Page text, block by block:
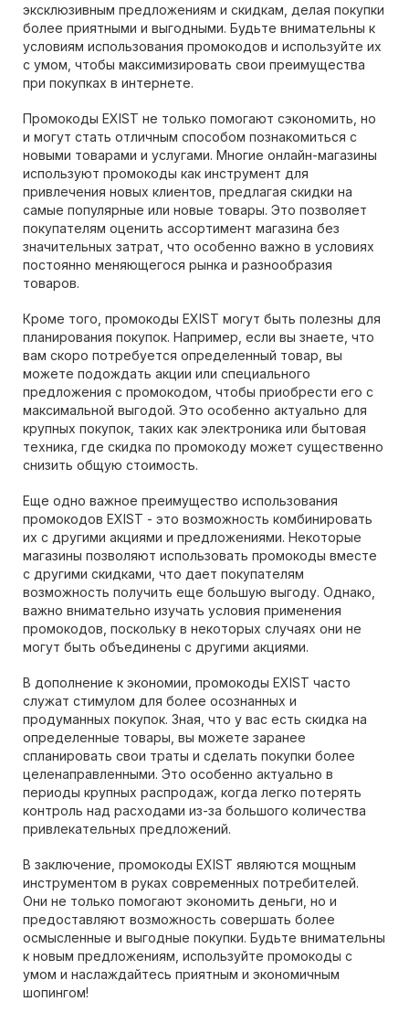
эксклюзивным предложениям и скидкам, делая покупки
более приятными и выгодными. Будьте внимательны к
условиям использования промокодов и используйте их
с умом, чтобы максимизировать свои преимущества
при покупках в интернете.
Промокоды EXIST не только помогают сэкономить, но
и могут стать отличным способом познакомиться с
новыми товарами и услугами. Многие онлайн-магазины
используют промокоды как инструмент для
привлечения новых клиентов, предлагая скидки на
самые популярные или новые товары. Это позволяет
покупателям оценить ассортимент магазина без
значительных затрат, что особенно важно в условиях
постоянно меняющегося рынка и разнообразия
товаров.
Кроме того, промокоды EXIST могут быть полезны для
планирования покупок. Например, если вы знаете, что
вам скоро потребуется определенный товар, вы
можете подождать акции или специального
предложения с промокодом, чтобы приобрести его с
максимальной выгодой. Это особенно актуально для
крупных покупок, таких как электроника или бытовая
техника, где скидка по промокоду может существенно
снизить общую стоимость.
Еще одно важное преимущество использования
промокодов EXIST - это возможность комбинировать
их с другими акциями и предложениями. Некоторые
магазины позволяют использовать промокоды вместе
с другими скидками, что дает покупателям
возможность получить еще большую выгоду. Однако,
важно внимательно изучать условия применения
промокодов, поскольку в некоторых случаях они не
могут быть объединены с другими акциями.
В дополнение к экономии, промокоды EXIST часто
служат стимулом для более осознанных и
продуманных покупок. Зная, что у вас есть скидка на
определенные товары, вы можете заранее
спланировать свои траты и сделать покупки более
целенаправленными. Это особенно актуально в
периоды крупных распродаж, когда легко потерять
контроль над расходами из-за большого количества
привлекательных предложений.
В заключение, промокоды EXIST являются мощным
инструментом в руках современных потребителей.
Они не только помогают экономить деньги, но и
предоставляют возможность совершать более
осмысленные и выгодные покупки. Будьте внимательны
к новым предложениям, используйте промокоды с
умом и наслаждайтесь приятным и экономичным
шопингом!